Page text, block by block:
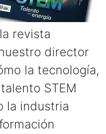
revista
director
la tecnología,
STEM
la industria